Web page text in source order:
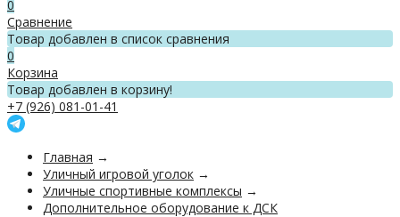
0
Сравнение
Товар добавлен в список сравнения
0
Корзина
Товар добавлен в корзину!
+7 (926) 081-01-41
Главная →
Уличный игровой уголок →
Уличные спортивные комплексы →
Дополнительное оборудование к ДСК